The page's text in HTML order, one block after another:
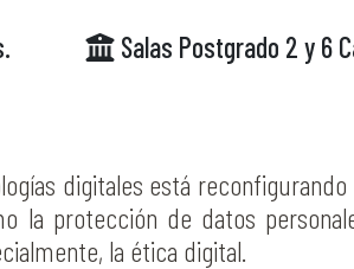
Salas Postgrado 2 y 6
digitales está
la protección de datos
la ética digital.